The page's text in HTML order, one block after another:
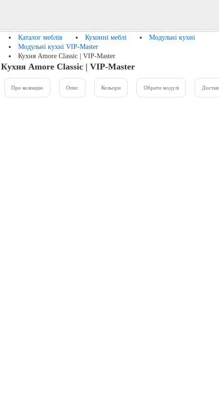
Каталог меблів Кухонні меблі
Модульні кухні
Модульні кухні VIP-Master
Кухня Amore Classic | VIP-Master
Кухня Amore Classic | VIP-Master
Про колекцію Опис Кольори Обрати модулі